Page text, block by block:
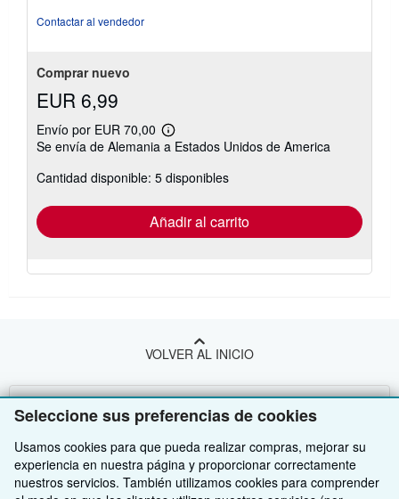
Seleccione sus preferencias de cookies
Usamos cookies para que pueda realizar compras, mejorar su
experiencia en nuestra página y proporcionar correctamente
nuestros servicios. También utilizamos cookies para comprender
Contactar al vendedor
Comprar nuevo
EUR 6,99
Envío por EUR 70,00
Más
información
las
tarifas
envío
Se envía de Alemania a Estados Unidos de America
Cantidad disponible: 5 disponibles
Añadir al carrito
VOLVER AL INICIO
Compre con nosotros
Colecciones
Comenzar a vender
Sobre nosotros